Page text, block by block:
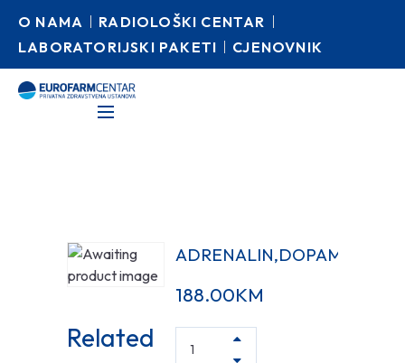
O NAMA
RADIOLOŠKI CENTAR
LABORATORIJSKI PAKETI
CJENOVNIK
188.00KM
Related